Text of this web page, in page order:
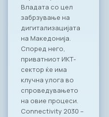
донесе нови
можности и
вистинска
додадена
вредност за
компаниите
членки. Како
патрон партнер, за
заедницата на
МАСИТ
подготвивме